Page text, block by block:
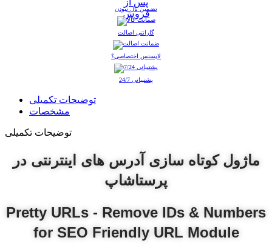
تضمین نال نبودن
گارانتی اصالت
لایسنس اختصاصی؟
پشتیبانی 24/7
توضیحات تکمیلی
مشخصات
توضیحات تکمیلی
ماژول کوتاه سازی آدرس های اینترنتی در
پرستاشاپ
Pretty URLs - Remove IDs & Numbers
for SEO Friendly URL Module